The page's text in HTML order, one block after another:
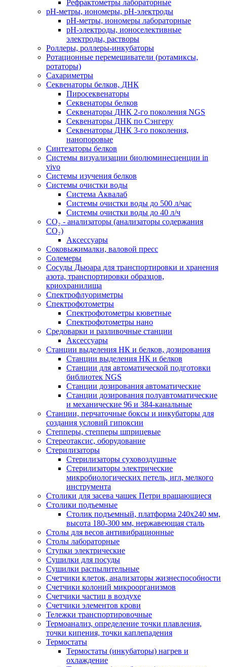
Рефрактометры лабораторные
рН-метры, иономеры, рН-электроды
рН-метры, иономеры лабораторные
рН-электроды, ионоселективные
электроды, растворы
Роллеры, роллеры-инкубаторы
Ротационные перемешиватели (ротамиксы,
ротаторы)
Сахариметры
Секвенаторы белков, ДНК
Пиросеквенаторы
Секвенаторы белков
Секвенаторы ДНК 2-го поколения NGS
Секвенаторы ДНК по Сэнгеру
Секвенаторы ДНК 3-го поколения,
нанопоровые
Синтезаторы белков
Системы визуализации биолюминесценции in
vivo
Системы изучения белков
Системы очистки воды
Система Аквалаб
Системы очистки воды до 500 л/час
Системы очистки воды до 40 л/ч
СО₂ - анализаторы (анализаторы содержания
СО₂)
Аксессуары
Соковыжималки, валовой пресс
Солемеры
Сосуды Дьюара для транспортировки и хранения
азота, транспортировки образцов,
криохранилища
Спектрофлуориметры
Спектрофотометры
Спектрофотометры кюветные
Спектрофотометры нано
Средоварки и разливочные станции
Аксессуары
Станции выделения НК и белков, дозирования
Станции выделения НК и белков
Станции для автоматической подготовки
библиотек NGS
Станции дозирования автоматические
Станции дозирования полуавтоматические
и механические 96 и 384-канальные
Станции, перчаточные боксы и инкубаторы для
создания условий гипоксии
Степперы, степперы шприцевые
Стереотаксис, оборудование
Стерилизаторы
Стерилизаторы суховоздушные
Стерилизаторы электрические
микробиологических петель, игл, мелкого
инструмента
Столики для засева чашек Петри вращающиеся
Столики подъемные
Столик подъемный, платформа 240х240 мм,
высота 180-300 мм, нержавеющая сталь
Столы для весов антивибрационные
Столы лабораторные
Ступки электрические
Сушилки для посуды
Сушилки распылительные
Счетчики клеток, анализаторы жизнеспособности
Счетчики колоний микроорганизмов
Счетчики частиц в воздухе
Счетчики элементов крови
Тележки транспортировочные
Термоанализ, определение точки плавления,
точки кипения, точки каплепадения
Термостаты
Термостаты (инкубаторы) нагрев и
охлаждение